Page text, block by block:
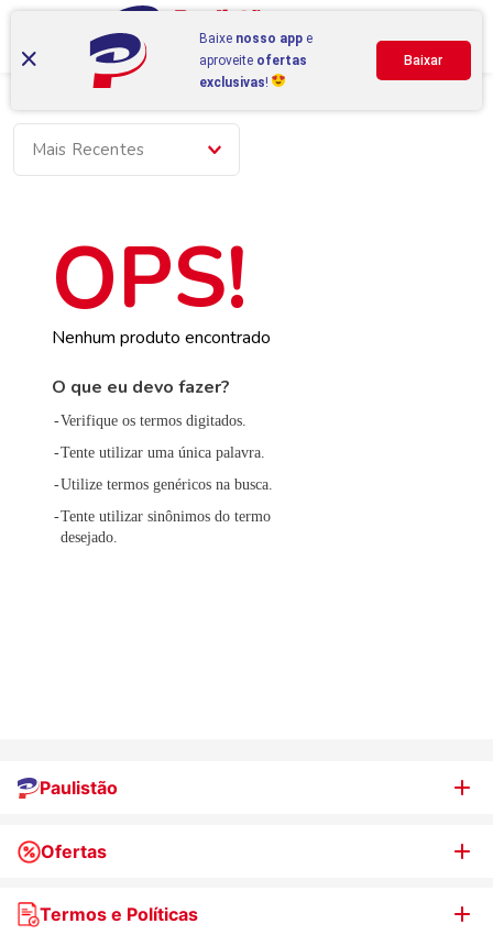
Mais Recentes
Nenhum produto encontrado
O que eu devo fazer?
Verifique os termos digitados.
Tente utilizar uma única palavra.
Utilize termos genéricos na busca.
Tente utilizar sinônimos do termo
desejado.
Paulistão
Quem somos
Nossas lojas
Ofertas
WhatsApp de Ofertas
Termos e Políticas
Baixe nosso app e
aproveite ofertas
exclusivas!
Baixar